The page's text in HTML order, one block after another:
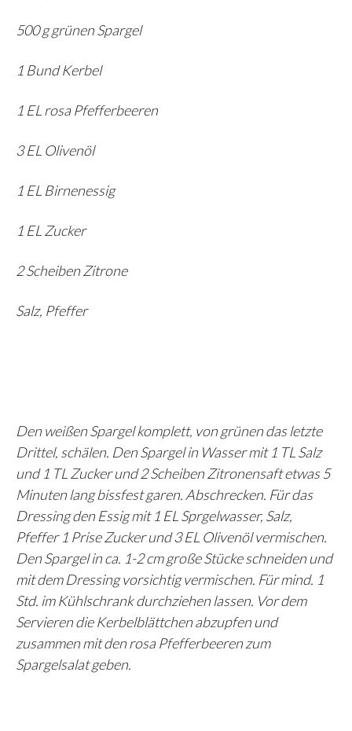
500 g grünen Spargel
1 Bund Kerbel
1 EL rosa Pfefferbeeren
3 EL Olivenöl
1 EL Birnenessig
1 EL Zucker
2 Scheiben Zitrone
Salz, Pfeffer
Den weißen Spargel komplett, von grünen das letzte
Drittel, schälen. Den Spargel in Wasser mit 1 TL Salz
und 1 TL Zucker und 2 Scheiben Zitronensaft etwas 5
Minuten lang bissfest garen. Abschrecken. Für das
Dressing den Essig mit 1 EL Sprgelwasser, Salz,
Pfeffer 1 Prise Zucker und 3 EL Olivenöl vermischen.
Den Spargel in ca. 1-2 cm große Stücke schneiden und
mit dem Dressing vorsichtig vermischen. Für mind. 1
Std. im Kühlschrank durchziehen lassen. Vor dem
Servieren die Kerbelblättchen abzupfen und
zusammen mit den rosa Pfefferbeeren zum
Spargelsalat geben.